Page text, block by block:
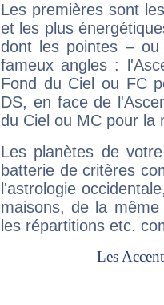
Les premières sont
et les plus
dont les pointes –
fameux angles :
Fond du Ciel ou FC
DS, en face de
du Ciel ou MC pour la
Les planètes de
batterie de critères
l'astrologie
maisons, de la
les répartitions etc.